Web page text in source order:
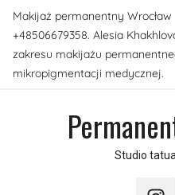
Przejdź
do
treści
Makijaż permanentny Wrocław
+48506679358. Alesia
zakresu makijażu
mikropigmentacji medycznej.
Studio